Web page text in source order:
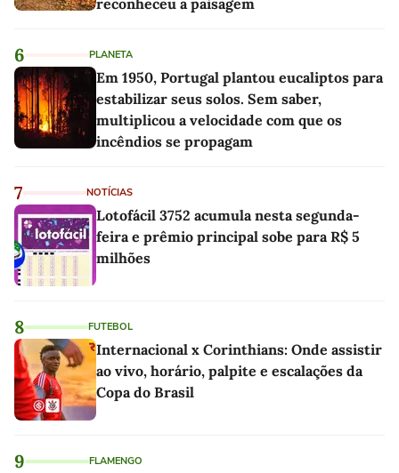
6 PLANETA
Em 1950, Portugal plantou eucaliptos para
estabilizar seus solos. Sem saber,
multiplicou a velocidade com que os
incêndios se propagam
7 NOTÍCIAS
Lotofácil 3752 acumula nesta segunda-
feira e prêmio principal sobe para R$ 5
milhões
8 FUTEBOL
Internacional x Corinthians: Onde assistir
ao vivo, horário, palpite e escalações da
Copa do Brasil
9 FLAMENGO